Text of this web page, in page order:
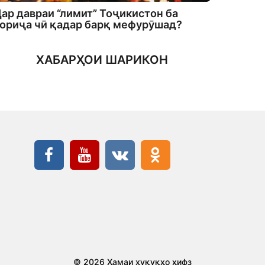
давраи “лимит” Тоҷикистон ба
чӣ қадар барқ мефурӯшад?
ХАБАРҲОИ ШАРИКОН
© 2026 Ҳамаи ҳуқуқҳо ҳифз